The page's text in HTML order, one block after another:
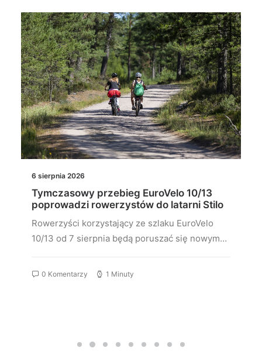
6 sierpnia 2026
Tymczasowy przebieg EuroVelo 10/13
poprowadzi rowerzystów do latarni Stilo
Rowerzyści korzystający ze szlaku EuroVelo
10/13 od 7 sierpnia będą poruszać się nowym…
0 Komentarzy 1 Minuty